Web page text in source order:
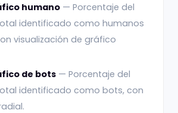
humano — Porcentaje del
identificado como humanos
visualización de gráfico
de bots — Porcentaje del
identificado como bots, con